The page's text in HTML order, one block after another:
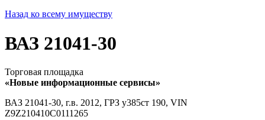
Назад ко всему имуществу
ВАЗ 21041-30
Торговая площадка
«Новые информационные сервисы»
ВАЗ 21041-30, г.в. 2012, ГРЗ у385ст 190, VIN
Z9Z210410C0111265